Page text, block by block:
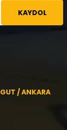
KAYDOL
/ ANKARA